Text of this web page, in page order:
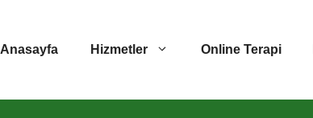
Anasayfa
Hizmetler Online Terapi